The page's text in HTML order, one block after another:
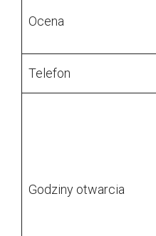
Ocena
Telefon
Godziny otwarcia